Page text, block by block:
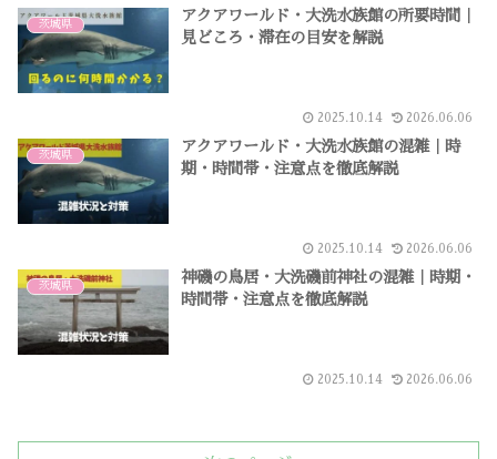
茨城県
アクアワールド・大洗水族館の所要時間｜
見どころ・滞在の目安を解説
2025.10.14 2026.06.06
茨城県
アクアワールド・大洗水族館の混雑｜時
期・時間帯・注意点を徹底解説
2025.10.14 2026.06.06
茨城県
神磯の鳥居・大洗磯前神社の混雑｜時期・
時間帯・注意点を徹底解説
2025.10.14 2026.06.06